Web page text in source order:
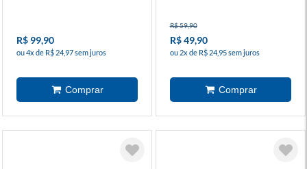
R$ 99,90
ou 4x de R$ 24,97 sem juros
R$ 59,90
R$ 49,90
ou 2x de R$ 24,95 sem juros